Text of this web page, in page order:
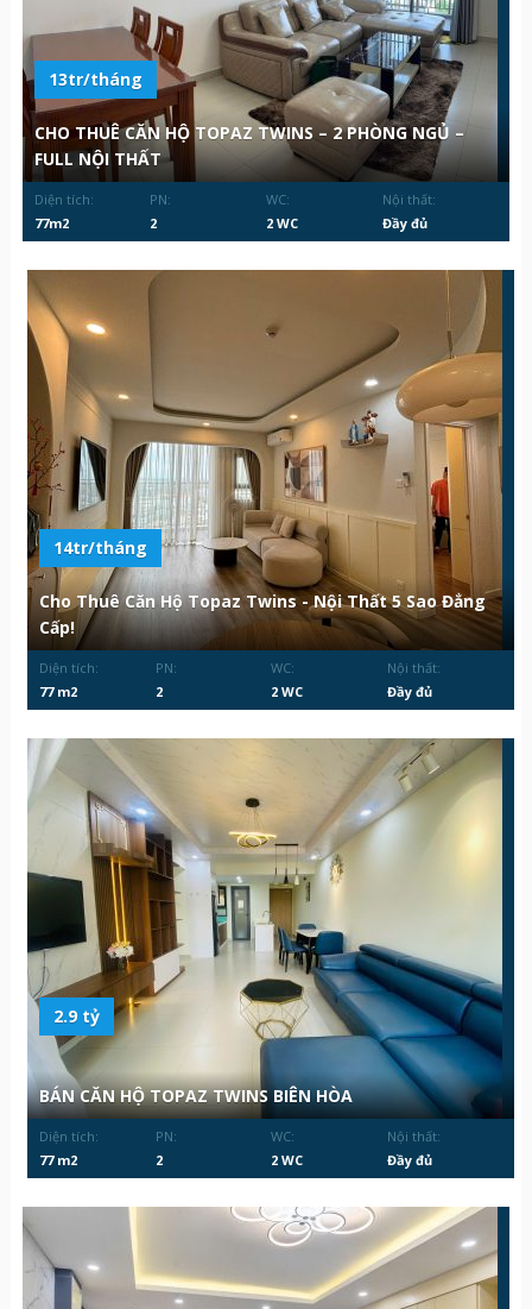
13tr/tháng
CHO THUÊ CĂN HỘ TOPAZ TWINS – 2 PHÒNG NGỦ –
FULL NỘI THẤT
Diện tích:
77m2
PN:
2
WC:
2 WC
Nội thất:
Đầy đủ
14tr/tháng
Cho Thuê Căn Hộ Topaz Twins - Nội Thất 5 Sao Đẳng
Cấp!
Diện tích:
77 m2
PN:
2
WC:
2 WC
Nội thất:
Đầy đủ
2.9 tỷ
BÁN CĂN HỘ TOPAZ TWINS BIÊN HÒA
Diện tích:
77 m2
PN:
2
WC:
2 WC
Nội thất:
Đầy đủ